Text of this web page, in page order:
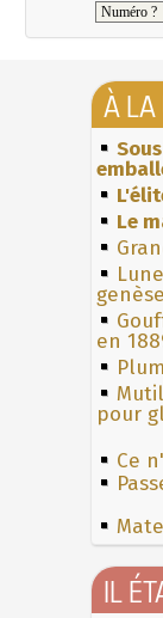
À LA
Le
genèse
en
pour
Ce
IL